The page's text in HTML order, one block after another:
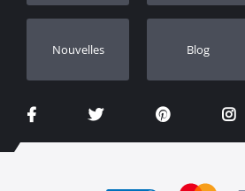
Nouvelles Blog